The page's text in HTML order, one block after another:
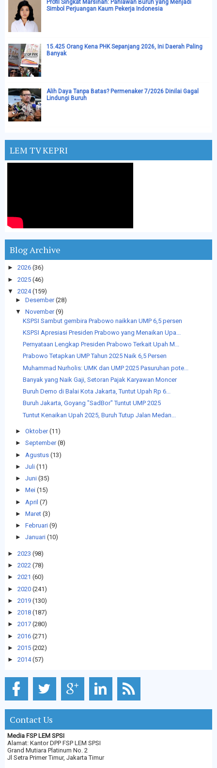
Profil Singkat Marsinah: Pahlawan Buruh yang Menjadi
Simbol Perjuangan Kaum Pekerja Indonesia
15.425 Orang Kena PHK Sepanjang 2026, Ini Daerah Paling
Banyak
Alih Daya Tanpa Batas? Permenaker 7/2026 Dinilai Gagal
Lindungi Buruh
LEM TV KEPRI
Blog Archive
► 2026 (36)
► 2025 (46)
▼
2024 (159)
► Desember (28)
▼
November (9)
KSPSI Sambut gembira Prabowo naikkan UMP 6,5 persen
KSPSI Apresiasi Presiden Prabowo yang Menaikan Upa...
Pernyataan Lengkap Presiden Prabowo Terkait Upah M...
Prabowo Tetapkan UMP Tahun 2025 Naik 6,5 Persen
Muhammad Nurholis: UMK dan UMP 2025 Pasuruhan pote...
Banyak yang Naik Gaji, Setoran Pajak Karyawan Moncer
Buruh Demo di Balai Kota Jakarta, Tuntut Upah Rp 6...
Buruh Jakarta, Goyang "SadBor" Tuntut UMP 2025
Tuntut Kenaikan Upah 2025, Buruh Tutup Jalan Medan...
► Oktober (11)
► September (8)
► Agustus (13)
► Juli (11)
► Juni (35)
► Mei (15)
► April (7)
► Maret (3)
► Februari (9)
► Januari (10)
► 2023 (98)
► 2022 (78)
► 2021 (60)
► 2020 (241)
► 2019 (130)
► 2018 (187)
► 2017 (280)
► 2016 (271)
► 2015 (202)
► 2014 (57)
Contact Us
Media FSP LEM SPSI
Alamat: Kantor DPP FSP LEM SPSI
Grand Mutiara Platinum No. 2
Jl Setra Primer Timur, Jakarta Timur